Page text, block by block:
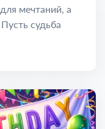
мечтаний, а
судьба